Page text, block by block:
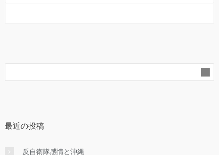
最近の投稿
反自衛隊感情と沖縄